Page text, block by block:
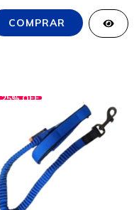
25%OFF